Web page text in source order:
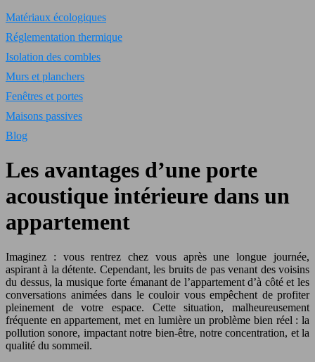
Matériaux écologiques
Réglementation thermique
Isolation des combles
Murs et planchers
Fenêtres et portes
Maisons passives
Blog
Les avantages d’une porte
acoustique intérieure dans un
appartement
Imaginez : vous rentrez chez vous après une longue journée,
aspirant à la détente. Cependant, les bruits de pas venant des voisins
du dessus, la musique forte émanant de l’appartement d’à côté et les
conversations animées dans le couloir vous empêchent de profiter
pleinement de votre espace. Cette situation, malheureusement
fréquente en appartement, met en lumière un problème bien réel : la
pollution sonore, impactant notre bien-être, notre concentration, et la
qualité du sommeil.